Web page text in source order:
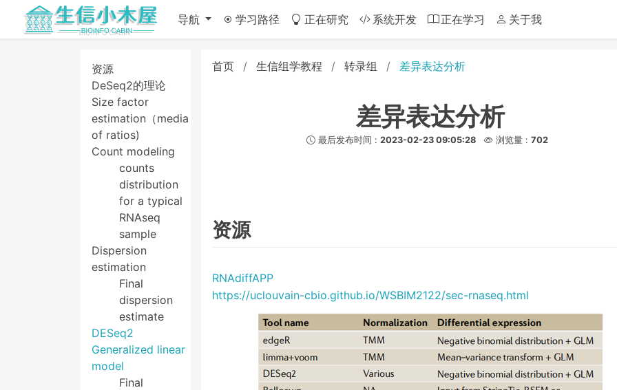
导航 学习路径 正在研究 系统开发 正在学习 关于我
资源
DeSeq2的理论
Size factor
estimation（median
of ratios)
Count modeling
counts
distribution
for a typical
RNAseq
sample
Dispersion
estimation
Final
dispersion
estimate
DESeq2
Generalized linear
model
Final
首页 生信组学教程 转录组 差异表达分析
差异表达分析
最后发布时间 : 2023-02-23 09:05:28 浏览量 : 702
资源
RNAdiffAPP
https://uclouvain-cbio.github.io/WSBIM2122/sec-rnaseq.html